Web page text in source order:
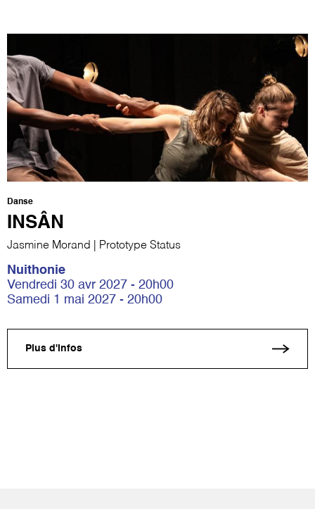
Danse
INSÂN
Jasmine Morand | Prototype Status
Nuithonie
Vendredi 30 avr 2027 - 20h00
Samedi 1 mai 2027 - 20h00
Plus d'infos